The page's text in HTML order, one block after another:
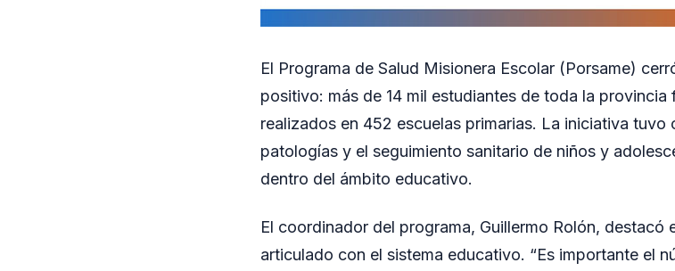
El Programa de Salud Misionera Escolar (Porsame)
positivo: más de 14 mil estudiantes de toda la
realizados en 452 escuelas primarias. La iniciativa
patologías y el seguimiento sanitario de niños y
dentro del ámbito educativo.
El coordinador del programa, Guillermo Rolón, destacó
articulado con el sistema educativo. “Es importante el